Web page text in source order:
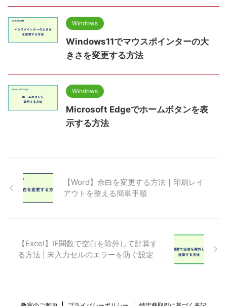
Windows
Windows11でマウスポインターの大
きさを変更する方法
Windows
Microsoft Edgeでホームボタンを表
示する方法
【Word】余白を変更する方法｜印刷レイ
アウトを整える簡単手順
【Excel】IF関数で空白を除外して計算す
る方法 | 未入力セルのエラーを防ぐ設定